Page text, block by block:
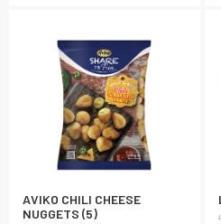
AVIKO CHILI CHEESE
NUGGETS (5)